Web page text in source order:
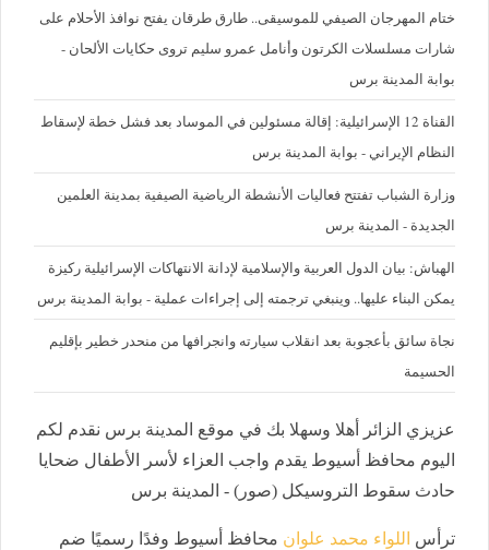
ختام المهرجان الصيفي للموسيقى.. طارق طرقان يفتح نوافذ الأحلام على
شارات مسلسلات الكرتون وأنامل عمرو سليم تروى حكايات الألحان -
بوابة المدينة برس
القناة 12 الإسرائيلية: إقالة مسئولين في الموساد بعد فشل خطة لإسقاط
النظام الإيراني - بوابة المدينة برس
وزارة الشباب تفتتح فعاليات الأنشطة الرياضية الصيفية بمدينة العلمين
الجديدة - المدينة برس
الهباش: بيان الدول العربية والإسلامية لإدانة الانتهاكات الإسرائيلية ركيزة
يمكن البناء عليها.. وينبغي ترجمته إلى إجراءات عملية - بوابة المدينة برس
نجاة سائق بأعجوبة بعد انقلاب سيارته وانجرافها من منحدر خطير بإقليم
الحسيمة
عزيزي الزائر أهلا وسهلا بك في موقع المدينة برس نقدم لكم
اليوم محافظ أسيوط يقدم واجب العزاء لأسر الأطفال ضحايا
حادث سقوط التروسيكل (صور) - المدينة برس
ترأس اللواء محمد علوان محافظ أسيوط وفدًا رسميًا ضم